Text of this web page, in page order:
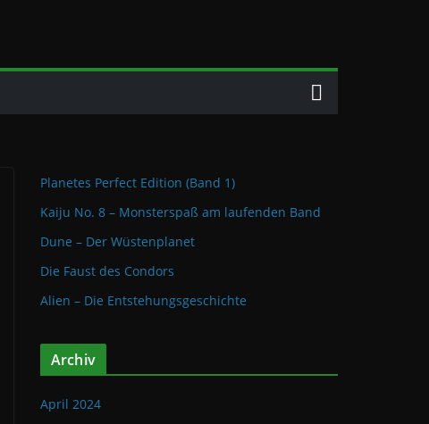
Planetes Perfect Edition (Band 1)
Kaiju No. 8 – Monsterspaß am laufenden Band
Dune – Der Wüstenplanet
Die Faust des Condors
Alien – Die Entstehungsgeschichte
Archiv
April 2024